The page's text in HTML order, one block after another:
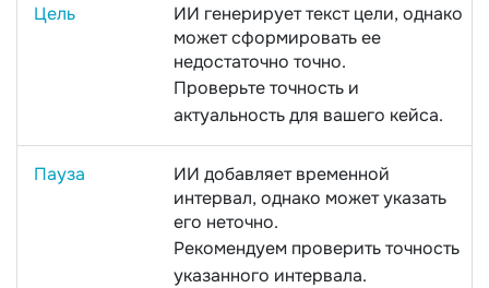
Цель
ИИ генерирует текст цели, однако
может сформировать ее
недостаточно точно.
Проверьте точность и
актуальность для вашего кейса.
Пауза
ИИ добавляет временной
интервал, однако может указать
его неточно.
Рекомендуем проверить точность
указанного интервала.